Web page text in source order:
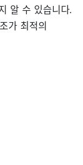
알 수 있습니다.
가 최적의